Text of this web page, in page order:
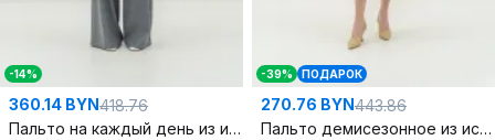
-14%
360.14 BYN418.76
Пальто на каждый день из искусственного меха
-39% ПОДАРОК
270.76 BYN443.86
Пальто демисезонное из искусственного меха для стильных look